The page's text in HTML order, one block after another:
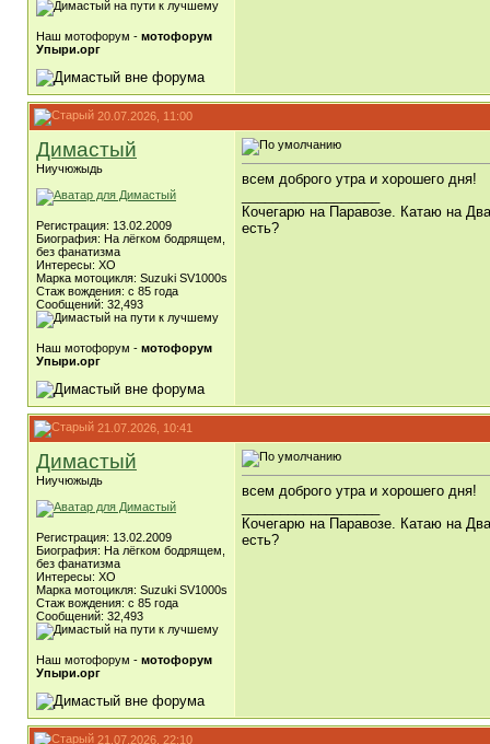
Наш мотофорум - мотофорум
Упыри.орг
20.07.2026, 11:00
Димастый
Ниучюжыдь
Регистрация: 13.02.2009
Биография: На лёгком бодрящем,
без фанатизма
Интересы: ХО
Марка мотоцикля: Suzuki SV1000s
Стаж вождения: с 85 года
Сообщений: 32,493
Наш мотофорум - мотофорум
Упыри.орг
всем доброго утра и хорошего дня!
Кочегарю на Паравозе. Катаю на
есть?
21.07.2026, 10:41
Димастый
Ниучюжыдь
Регистрация: 13.02.2009
Биография: На лёгком бодрящем,
без фанатизма
Интересы: ХО
Марка мотоцикля: Suzuki SV1000s
Стаж вождения: с 85 года
Сообщений: 32,493
Наш мотофорум - мотофорум
Упыри.орг
всем доброго утра и хорошего дня!
Кочегарю на Паравозе. Катаю на
есть?
21.07.2026, 22:10